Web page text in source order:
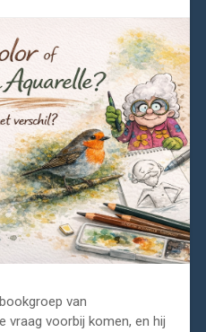
van
vraag voorbij komen, en hij